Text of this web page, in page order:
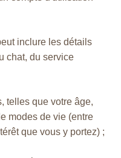
inclure les détails
chat, du service
telles que votre âge,
modes de vie (entre
que vous y portez) ;